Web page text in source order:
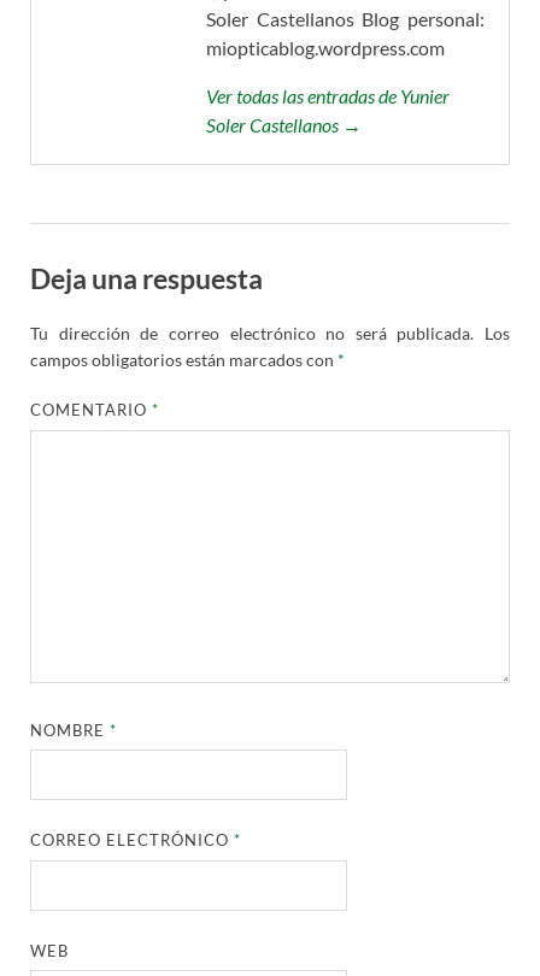
Soler Castellanos Blog personal:
miopticablog.wordpress.com
Ver todas las entradas de Yunier
Soler Castellanos →
Deja una respuesta
Tu dirección de correo electrónico no será publicada. Los
campos obligatorios están marcados con *
COMENTARIO*
NOMBRE*
CORREO ELECTRÓNICO*
WEB